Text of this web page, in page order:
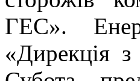
ГЕС».
«Дирекція